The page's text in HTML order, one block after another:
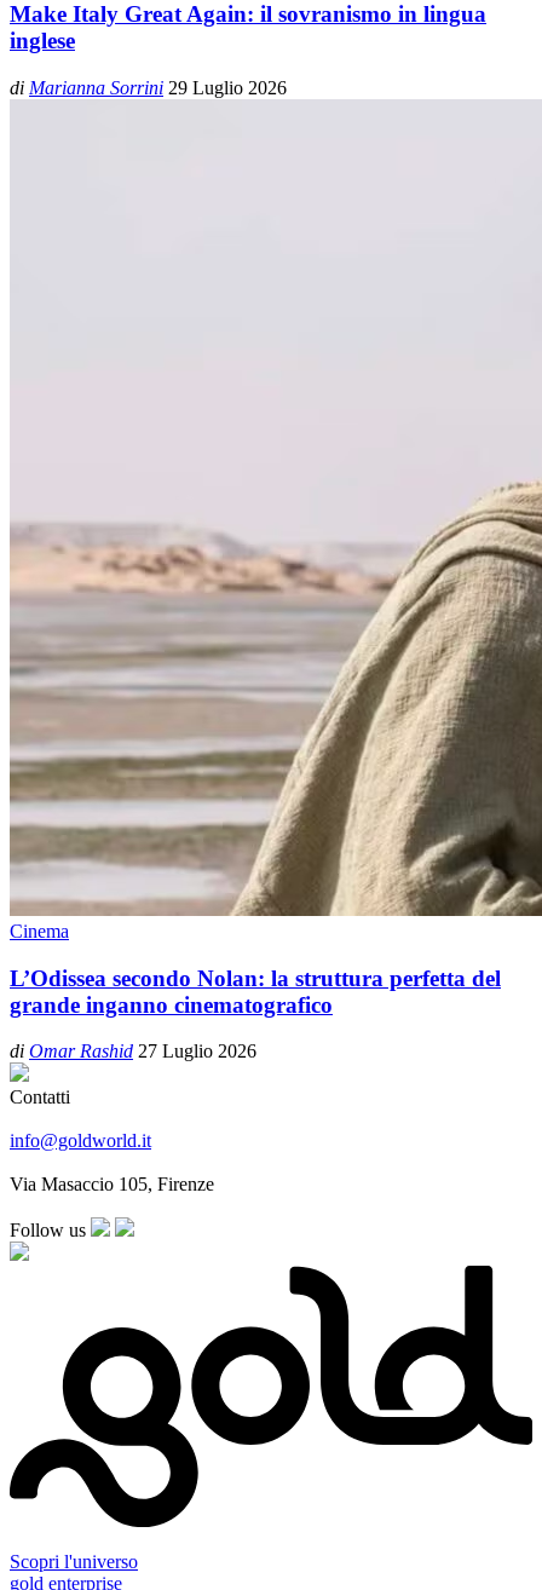
Make Italy Great Again: il sovranismo in lingua
inglese
di Marianna Sorrini 29 Luglio 2026
Cinema
L’Odissea secondo Nolan: la struttura perfetta del
grande inganno cinematografico
di Omar Rashid 27 Luglio 2026
Contatti
info@goldworld.it
Via Masaccio 105, Firenze
Follow us
Scopri l'universo
gold enterprise